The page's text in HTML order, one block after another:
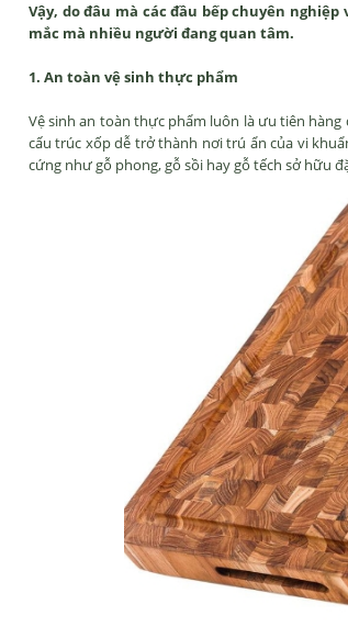
Vậy, do đâu mà các đầu bếp chuyên
mắc mà nhiều người đang quan tâm.
1. An toàn vệ sinh thực phẩm
Vệ sinh an toàn thực phẩm luôn là ưu tiên
cấu trúc xốp dễ trở thành nơi trú ẩn của vi
cứng như gỗ phong, gỗ sồi hay gỗ tếch sở hữu